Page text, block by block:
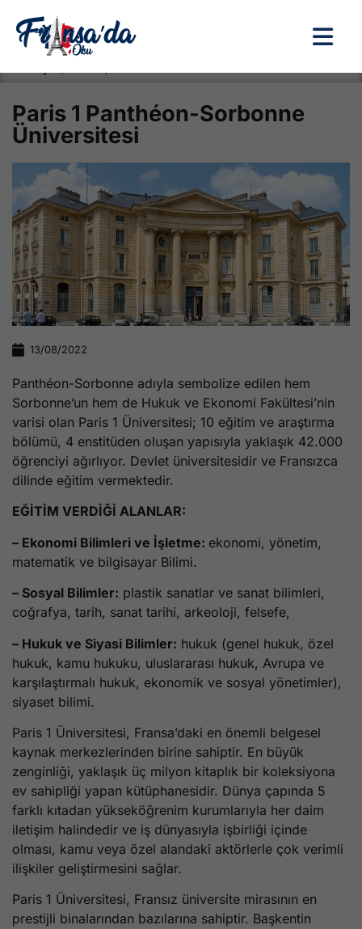
Paris 1 Panthéon-Sorbonne
Üniversitesi
13/08/2022
Panthéon-Sorbonne adıyla sembolize edilen hem
Sorbonne’un hem de Hukuk ve Ekonomi Fakültesi’nin
varisi olan Paris 1 Üniversitesi; 10 eğitim ve araştırma
bölümü, 4 enstitüden oluşan yapısıyla yaklaşık 42.000
öğrenciyi ağırlıyor. Devlet üniversitesidir ve Fransızca
dilinde eğitim vermektedir.
EĞİTİM VERDİĞİ ALANLAR:
– Ekonomi Bilimleri ve İşletme: ekonomi, yönetim,
matematik ve bilgisayar Bilimi.
– Sosyal Bilimler: plastik sanatlar ve sanat bilimleri,
coğrafya, tarih, sanat tarihi, arkeoloji, felsefe,
– Hukuk ve Siyasi Bilimler: hukuk (genel hukuk, özel
hukuk, kamu hukuku, uluslararası hukuk, Avrupa ve
karşılaştırmalı hukuk, ekonomik ve sosyal yönetimler),
siyaset bilimi.
Paris 1 Üniversitesi, Fransa’daki en önemli belgesel
kaynak merkezlerinden birine sahiptir. En büyük
zenginliği, yaklaşık üç milyon kitaplık bir koleksiyona
ev sahipliği yapan kütüphanesidir. Dünya çapında 5
farklı kıtadan yükseköğrenim kurumlarıyla her daim
iletişim halindedir ve iş dünyasıyla işbirliği içinde
olması, kamu veya özel alandaki aktörlerle çok verimli
ilişkiler geliştirmesini sağlar.
Paris 1 Üniversitesi, Fransız üniversite mirasının en
prestijli binalarından bazılarına sahiptir. Başkentin